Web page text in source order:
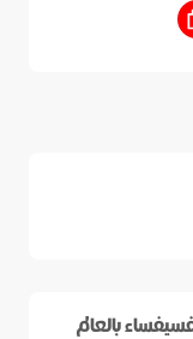
بالعالم